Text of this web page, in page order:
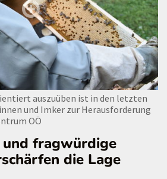
auszuüben ist in den letzten
und Imker zur Herausforderung
OÖ
fragwürdige
die Lage